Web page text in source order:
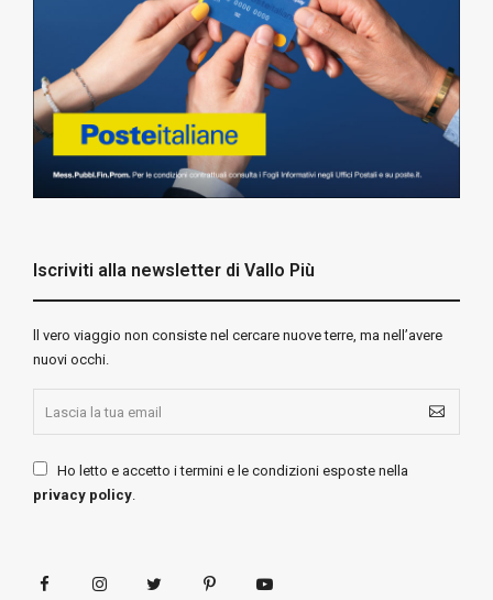
Iscriviti alla newsletter di Vallo Più
ll vero viaggio non consiste nel cercare nuove terre, ma nell’avere
nuovi occhi.
Ho letto e accetto i termini e le condizioni esposte nella
privacy policy.